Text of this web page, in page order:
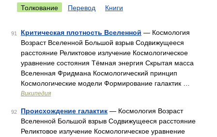
Толкование Перевод Книги
91 Критическая плотность Вселенной — Космология
Возраст Вселенной Большой взрыв Содвижущееся
расстояние Реликтовое излучение Космологическое
уравнение состояния Тёмная энергия Скрытая масса
Вселенная Фридмана Космологический принцип
Космологические модели Формирование галактик …
Википедия
92 Происхождение галактик — Космология Возраст
Вселенной Большой взрыв Содвижущееся расстояние
Реликтовое излучение Космологическое уравнение